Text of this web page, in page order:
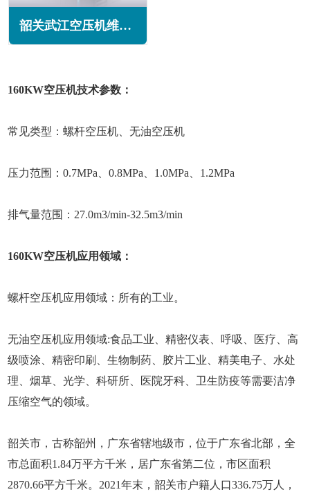
韶关武江空压机维修保养
160KW空压机技术参数：
常见类型：螺杆空压机、无油空压机
压力范围：0.7MPa、0.8MPa、1.0MPa、1.2MPa
排气量范围：27.0m3/min-32.5m3/min
160KW空压机应用领域：
螺杆空压机应用领域：所有的工业。
无油空压机应用领域:食品工业、精密仪表、呼吸、医疗、高
级喷涂、精密印刷、生物制药、胶片工业、精美电子、水处
理、烟草、光学、科研所、医院牙科、卫生防疫等需要洁净
压缩空气的领域。
韶关市，古称韶州，广东省辖地级市，位于广东省北部，全
市总面积1.84万平方千米，居广东省第二位，市区面积
2870.66平方千米。2021年末，韶关市户籍人口336.75万人，